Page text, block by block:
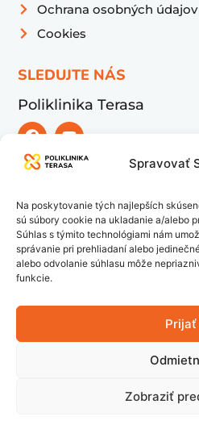
Spravovať
Na poskytovanie tých najlepších
sú súbory cookie na ukladanie a/alebo
Súhlas s týmito technológiami nám
správanie pri prehliadaní alebo
alebo odvolanie súhlasu môže
funkcie.
Prijať
Zobraziť
UŽITOČNÉ ODKAZY
Ambulancie
Špeciálne služby
Lekárne
Ochrana osobných údajov
Cookies
SLEDUJTE NÁS
Poliklinika Terasa